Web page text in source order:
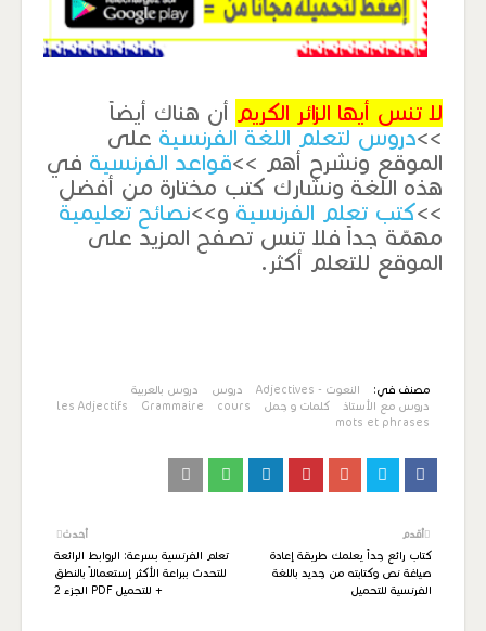
لا تنس أيها الزائر الكريم أن هناك أيضاً
>>دروس لتعلم اللغة الفرنسية على
الموقع ونشرح أهم >>قواعد الفرنسية في
هذه اللغة ونشارك كتب مختارة من أفضل
>>كتب تعلم الفرنسية و>>نصائح تعليمية
مهمّة جداً فلا تنس تصفح المزيد على
الموقع للتعلم أكثر.
مصنف في: النعوت - Adjectives دروس
دروس بالعربية
دروس مع الأستاذ
كلمات و جمل cours
Grammaire
les Adjectifs
mots et phrases
أحدث
تعلم الفرنسية بسرعة: الروابط الرائعة
للتحدث ببراعة الأكثر إستعمالاً بالنطق
+ للتحميل PDF الجزء 2
أقدم
كتاب رائع جداً يعلمك طريقة إعادة
صياغة نص وكتابته من جديد باللغة
الفرنسية للتحميل